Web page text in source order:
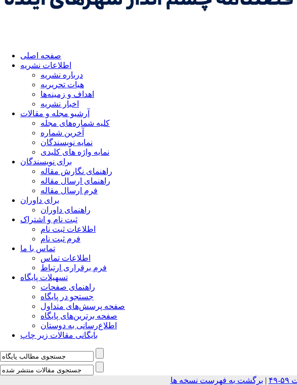
صفحه اصلی
اطلاعات نشریه
درباره نشریه
هیات تحریریه
اهداف و زمینه‌ها
اخبار نشریه
آرشیو مجله و مقالات
کلیه شماره‌های مجله
آخرین شماره
نمایه نویسندگان
نمایه واژه های کلیدی
برای نویسندگان
راهنمای نگارش مقاله
راهنمای ارسال مقاله
فرم ارسال مقاله
برای داوران
راهنمای داوران
ثبت نام و اشتراک
اطلاعات ثبت نام
فرم ثبت نام
تماس با ما
اطلاعات تماس
فرم برقراری ارتباط
تسهیلات پایگاه
راهنمای صفحات
جستجو در پایگاه
صفحه پرسش‌های متداول
صفحه برترین‌های پایگاه
اطلاع‌رسانی به دوستان
بایگانی مقالات زیر چاپ
| برگشت به فهرست نسخه ها